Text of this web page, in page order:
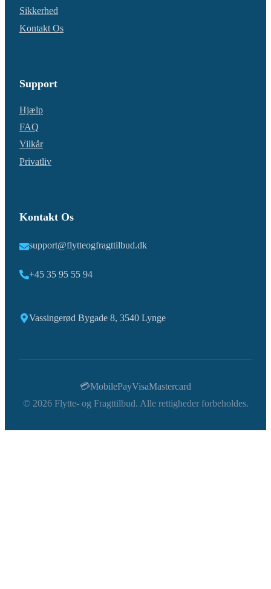
Sikkerhed
Kontakt Os
Support
Hjælp
FAQ
Vilkår
Privatliv
Kontakt Os
support@flytteogfragttilbud.dk
+45 35 95 55 94
Vassingerød Bygade 8, 3540 Lynge
© 2026Flytte- og Fragttilbud. Alle rettigheder forbeholdes.
💳MobilePayVisaMastercard